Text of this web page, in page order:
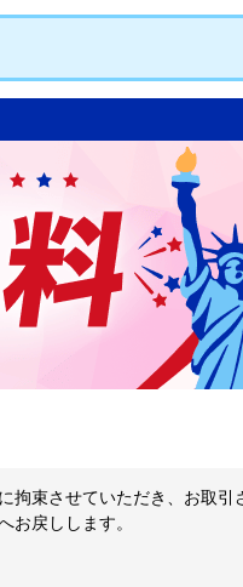
拘束させていただき、お取引
お戻しします。